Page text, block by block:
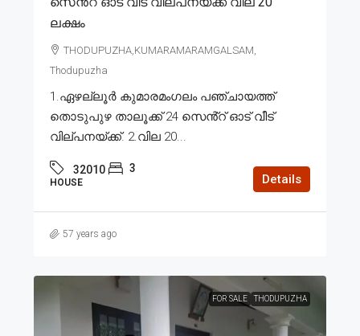
ലക്ഷം
THODUPUZHA,KUMARAMARAMGALSAM,
Thodupuzha
1.ഏഴല്ലൂർ കുമാരമംഗലം പഞ്ചായത്ത്
തൊടുപുഴ താലൂക്ക് 24 സെൻ്റ് ഓട് വീട്
വില്പനയ്ക്ക്. 2.വില 20...
32010 3
HOUSE Details
57 years ago
FOR SALE THODUPUZHA